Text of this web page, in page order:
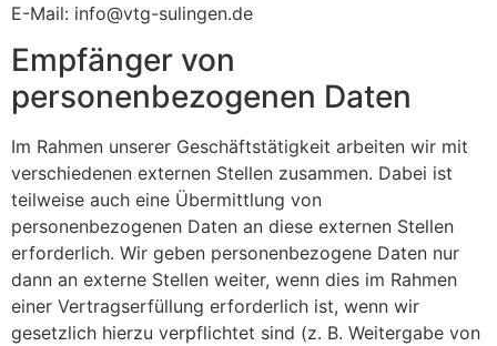
E-Mail: info@vtg-sulingen.de
Empfänger von
personenbezogenen Daten
Im Rahmen unserer Geschäftstätigkeit arbeiten wir mit
verschiedenen externen Stellen zusammen. Dabei ist
teilweise auch eine Übermittlung von
personenbezogenen Daten an diese externen Stellen
erforderlich. Wir geben personenbezogene Daten nur
dann an externe Stellen weiter, wenn dies im Rahmen
einer Vertragserfüllung erforderlich ist, wenn wir
gesetzlich hierzu verpflichtet sind (z. B. Weitergabe von